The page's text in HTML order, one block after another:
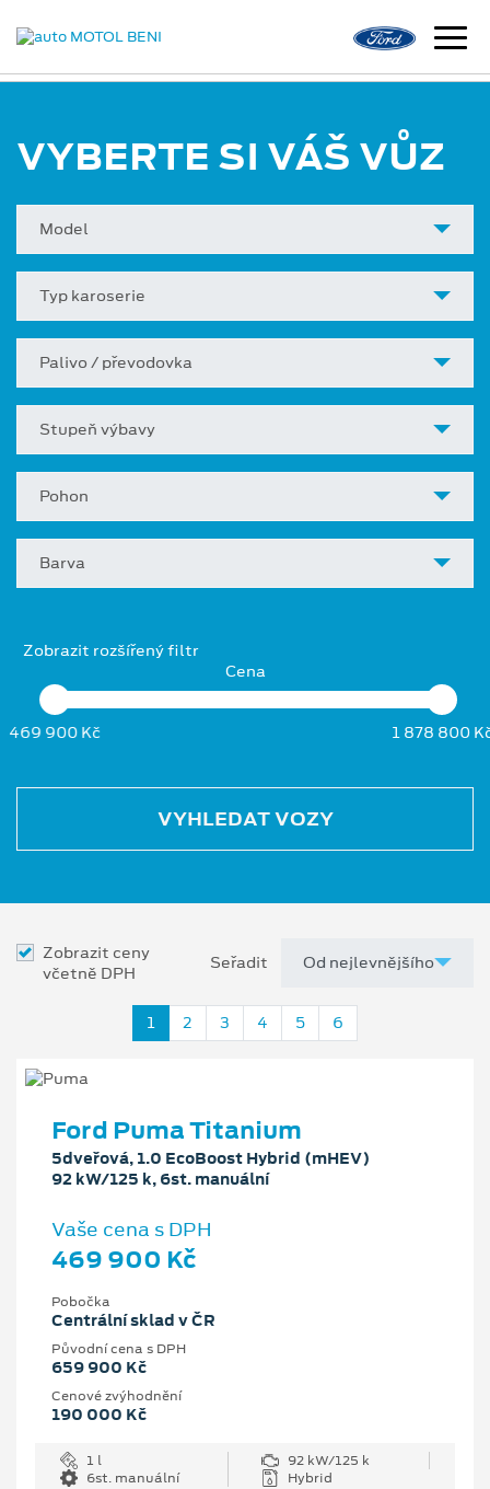
VYBERTE SI VÁŠ VŮZ
Model
Typ karoserie
Palivo / převodovka
Stupeň výbavy
Pohon
Barva
Zobrazit rozšířený filtr
Cena
469 900 Kč 1 878 800
VYHLEDAT VOZY
Zobrazit ceny
včetně DPH
Seřadit
1 2 3 4 5 6
Ford Puma Titanium
5dveřová, 1.0 EcoBoost Hybrid (mHEV)
92 kW/125 k, 6st. manuální
Vaše cena s DPH
469 900 Kč
Pobočka
Centrální sklad v ČR
Původní cena s DPH
659 900 Kč
Cenové zvýhodnění
190 000 Kč
1 l
92 kW/125 k
6st. manuální
Hybrid